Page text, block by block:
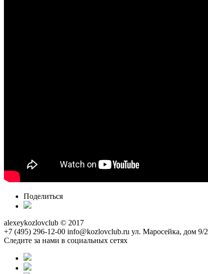
Поделиться
alexeykozlovclub © 2017
+7 (495) 296-12-00 info@kozlovclub.ru ул. Маросейка, дом 9/2
Следите за нами в социальных сетях